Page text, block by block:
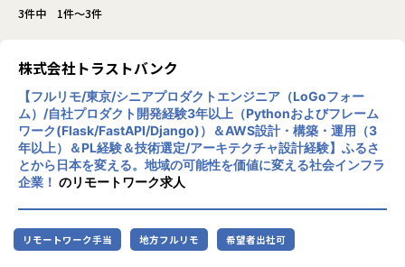
3件中 1件～3件
株式会社トラストバンク
【フルリモ/東京/シニアプロダクトエンジニア（LoGoフォー
ム）/自社プロダクト開発経験3年以上（Pythonおよびフレーム
ワーク(Flask/FastAPI/Django)）＆AWS設計・構築・運用（3
年以上）＆PL経験＆技術選定/アーキテクチャ設計経験】ふるさ
とから日本を変える。地域の可能性を価値に変える社会インフラ
企業！ のリモートワーク求人
リモートワーク手当 地方フルリモ 希望者出社可